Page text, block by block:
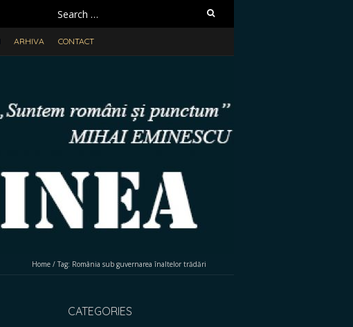
Search
for:
ARHIVA CONTACT
Home / Tag: România sub guvernarea înaltelor trădări
CATEGORIES